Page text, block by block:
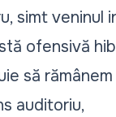
simt veninul
ofensivă
să
auditoriu,